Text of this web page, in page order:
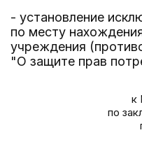
- установление
по месту
учреждения
"О защите прав
к
по